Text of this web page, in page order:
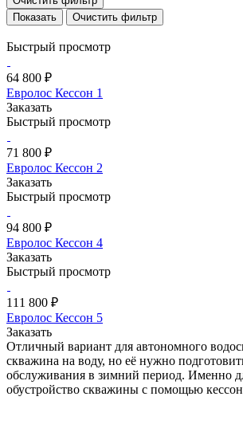
Очистить фильтр
Быстрый просмотр
64 800 ₽
Евролос Кессон 1
Заказать
Быстрый просмотр
71 800 ₽
Евролос Кессон 2
Заказать
Быстрый просмотр
94 800 ₽
Евролос Кессон 4
Заказать
Быстрый просмотр
111 800 ₽
Евролос Кессон 5
Заказать
Отличный вариант для автономного
скважина на воду, но её нужно
обслуживания в зимний период. Именно
обустройство скважины с помощью